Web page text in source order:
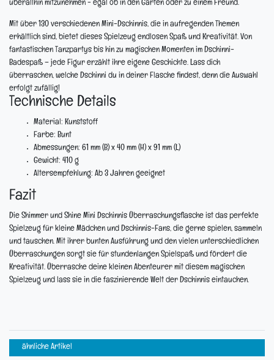
überallhin mitzunehmen - egal ob in den Garten oder zu einem Freund.
Mit über 130 verschiedenen Mini-Dschinnis, die in aufregenden Themen
erhältlich sind, bietet dieses Spielzeug endlosen Spaß und Kreativität. Von
fantastischen Tanzpartys bis hin zu magischen Momenten im Dschinni-
Badespaß – jede Figur erzählt ihre eigene Geschichte. Lass dich
überraschen, welche Dschinni du in deiner Flasche findest, denn die Auswahl
erfolgt zufällig!
Technische Details
Material: Kunststoff
Farbe: Bunt
Abmessungen: 61 mm (B) x 40 mm (H) x 91 mm (L)
Gewicht: 410 g
Altersempfehlung: Ab 3 Jahren geeignet
Fazit
Die Shimmer und Shine Mini Dschinnis Überraschungsflasche ist das perfekte
Spielzeug für kleine Mädchen und Dschinnis-Fans, die gerne spielen, sammeln
und tauschen. Mit ihrer bunten Ausführung und den vielen unterschiedlichen
Überraschungen sorgt sie für stundenlangen Spielspaß und fördert die
Kreativität. Überrasche deine kleinen Abenteurer mit diesem magischen
Spielzeug und lass sie in die faszinierende Welt der Dschinnis eintauchen.
ähnliche Artikel